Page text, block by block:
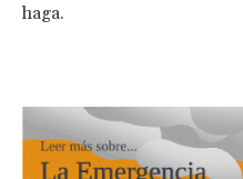
haga.